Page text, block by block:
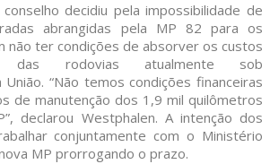
decidiu pela impossibilidade de
abrangidas pela MP 82 para os
não ter condições de absorver os custos
das rodovias atualmente sob
“Não temos condições financeiras
de manutenção dos 1,9 mil quilômetros
declarou Westphalen. A intenção dos
conjuntamente com o Ministério
MP prorrogando o prazo.